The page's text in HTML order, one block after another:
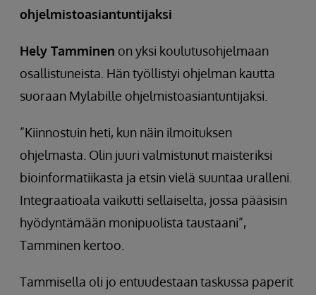
ohjelmistoasiantuntijaksi
Hely Tamminen on yksi koulutusohjelmaan
osallistuneista. Hän työllistyi ohjelman kautta
suoraan Mylabille ohjelmistoasiantuntijaksi.
”Kiinnostuin heti, kun näin ilmoituksen
ohjelmasta. Olin juuri valmistunut maisteriksi
bioinformatiikasta ja etsin vielä suuntaa uralleni.
Integraatioala vaikutti sellaiselta, jossa pääsisin
hyödyntämään monipuolista taustaani”,
Tamminen kertoo.
Tammisella oli jo entuudestaan taskussa paperit